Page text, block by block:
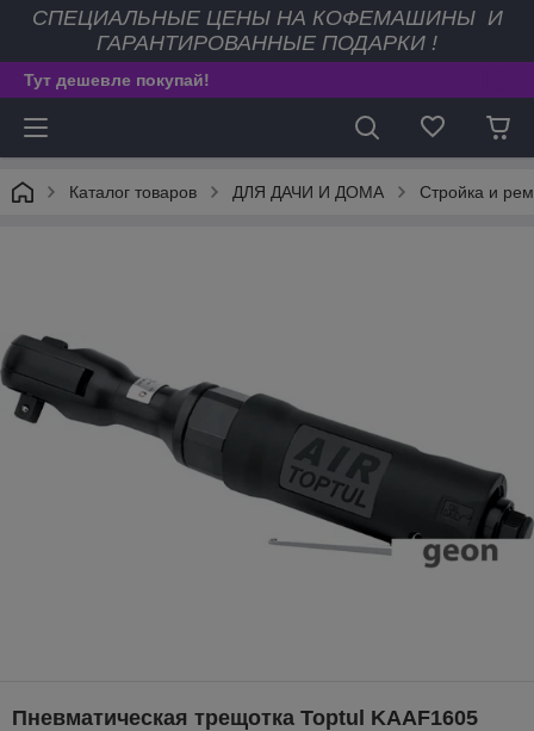
СПЕЦИАЛЬНЫЕ ЦЕНЫ НА КОФЕМАШИНЫ И
ГАРАНТИРОВАННЫЕ ПОДАРКИ !
Тут дешевле покупай!
Каталог товаров ДЛЯ ДАЧИ И ДОМА Стройка и
Пневматическая трещотка Toptul KAAF1605